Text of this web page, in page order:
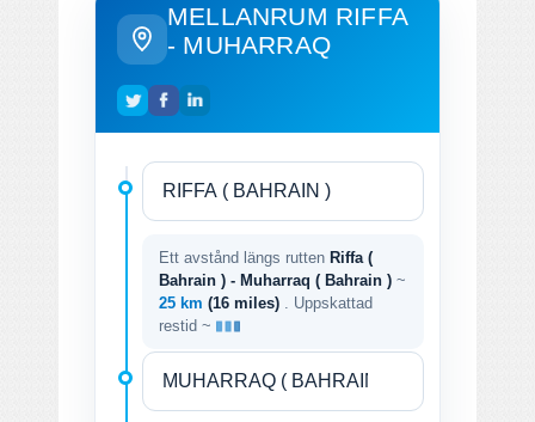
MELLANRUM RIFFA
- MUHARRAQ
Ett avstånd längs rutten Riffa (
Bahrain ) - Muharraq ( Bahrain ) ~
25 km (16 miles)
. Uppskattad
restid ~